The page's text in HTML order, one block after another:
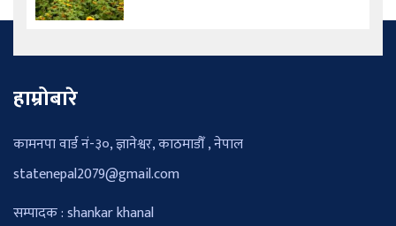
हाम्रोबारे
कामनपा वार्ड नं-३०, ज्ञानेश्वर, काठमाडौँ , नेपाल
statenepal2079@gmail.com
सम्पादक : shankar khanal